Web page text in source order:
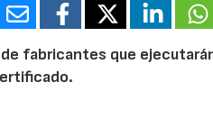
fabricantes que